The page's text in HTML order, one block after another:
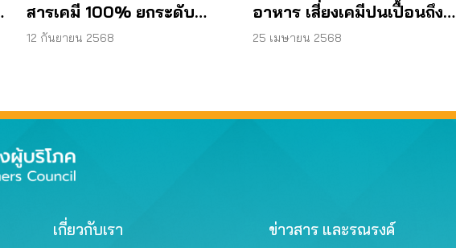
สารเคมี 100% ยกระดับ
พรบ.อาหาร ด่วน
12 กันยายน 2568
อาหาร เสี่ยงเคมีปนเปื้อนถึงคำ
สุดท้าย
25 เมษายน 2568
เกี่ยวกับเรา ข่าวสาร และรณรงค์